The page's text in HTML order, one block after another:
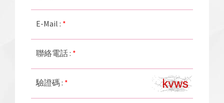
E-Mail : *
聯絡電話 : *
驗證碼 : *